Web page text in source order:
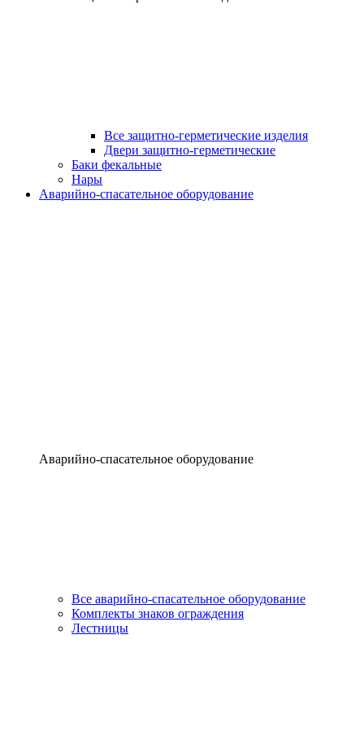
Все защитно-герметические изделия
Двери защитно-герметические
Баки фекальные
Нары
Аварийно-спасательное оборудование
Аварийно-спасательное оборудование
Все аварийно-спасательное оборудование
Комплекты знаков ограждения
Лестницы